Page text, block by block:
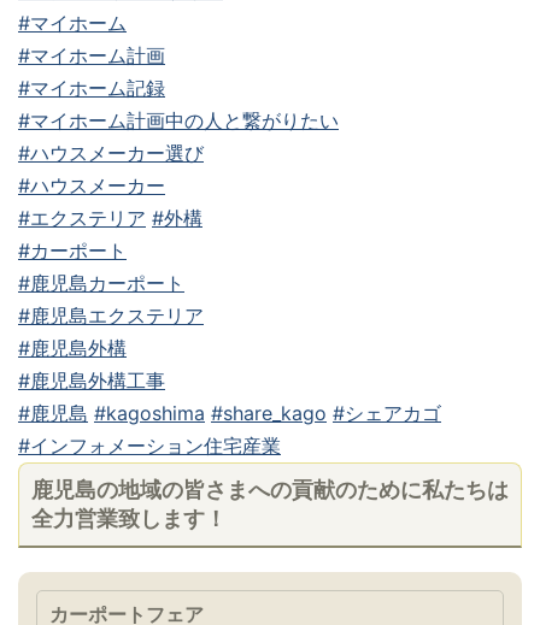
#マイホーム
#マイホーム計画
#マイホーム記録
#マイホーム計画中の人と繋がりたい
#ハウスメーカー選び
#ハウスメーカー
#エクステリア #外構
#カーポート
#鹿児島カーポート
#鹿児島エクステリア
#鹿児島外構
#鹿児島外構工事
#鹿児島 #kagoshima #share_kago #シェアカゴ
#インフォメーション住宅産業
鹿児島の地域の皆さまへの貢献のために私たちは
全力営業致します！
カーポートフェア